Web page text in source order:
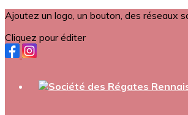
Ajoutez un logo, un bouton, des réseaux
Cliquez pour éditer